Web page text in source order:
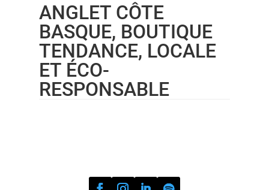
ANGLET CÔTE
BASQUE, BOUTIQUE
TENDANCE, LOCALE
ET ÉCO-
RESPONSABLE